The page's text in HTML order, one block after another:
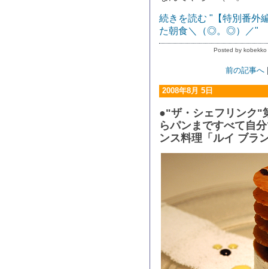
続きを読む "【特別番外
た朝食＼（◎。◎）／"
Posted by
前の記事へ
2008年8月 5日
●"ザ・シェフリンク"
らパンまですべて自
ンス料理「ルイ ブラ